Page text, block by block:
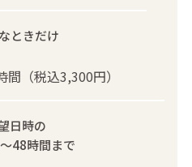
ときだけ
間 （税込3,300円）
日時の
48時間まで